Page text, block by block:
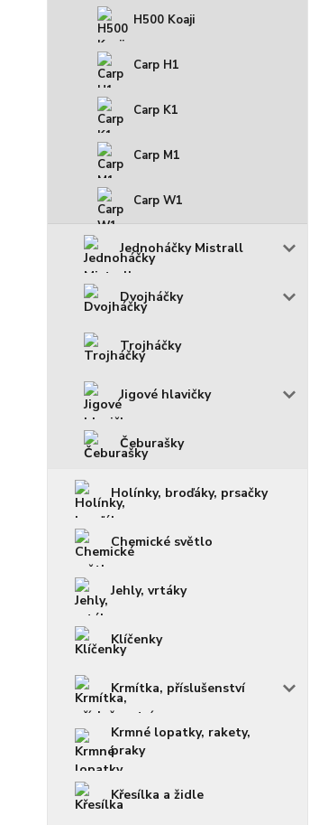
H500 Koaji
Carp H1
Carp K1
Carp M1
Carp W1
Jednoháčky Mistrall
Dvojháčky
Trojháčky
Jigové hlavičky
Čeburašky
Holínky, broďáky, prsačky
Chemické světlo
Jehly, vrtáky
Klíčenky
Krmítka, příslušenství
Krmné lopatky, rakety,
praky
Křesílka a židle